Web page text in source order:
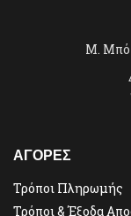
Μ.
ΑΓΟΡΕΣ
Τρόποι Πληρωμής
Τρόποι & Έξοδα